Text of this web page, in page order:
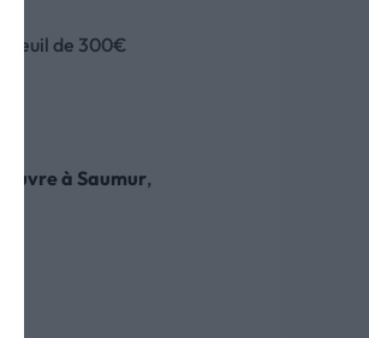
seuil de 300€
à Saumur,